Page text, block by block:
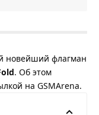
новейший флагман
. Об этом
на GSMArena.